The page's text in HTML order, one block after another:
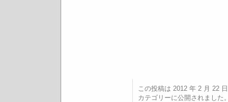
この投稿は 2012 年 2 月 22
カテゴリーに公開されまし